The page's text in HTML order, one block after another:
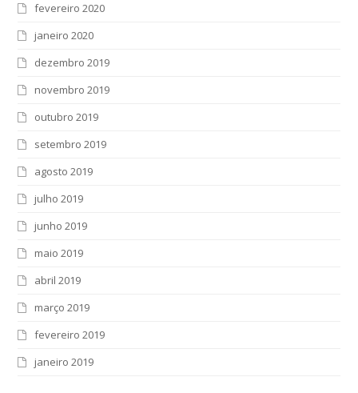
fevereiro 2020
janeiro 2020
dezembro 2019
novembro 2019
outubro 2019
setembro 2019
agosto 2019
julho 2019
junho 2019
maio 2019
abril 2019
março 2019
fevereiro 2019
janeiro 2019